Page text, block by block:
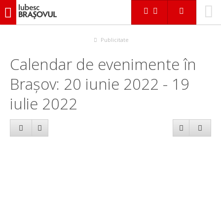
iubescbraşovul.ro
Publicitate
Calendar de evenimente în
Brașov: 20 iunie 2022 - 19
iulie 2022